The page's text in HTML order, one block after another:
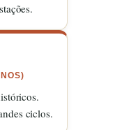
ciclos.